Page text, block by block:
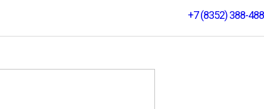
+7 (8352) 388-488